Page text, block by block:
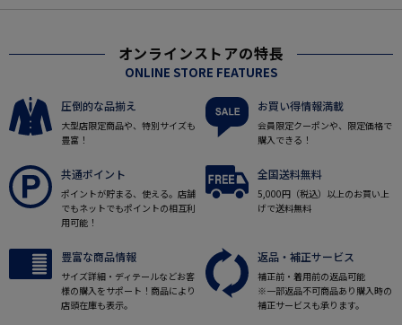
オンラインストアの特長
ONLINE STORE FEATURES
圧倒的な品揃え
大型店限定商品や、特別サイズも
豊富！
お買い得情報満載
会員限定クーポンや、限定価格で
購入できる！
共通ポイント
ポイントが貯まる、使える。店舗
でもネットでもポイントの相互利
用可能！
全国送料無料
5,000円（税込）以上のお買い上
げで送料無料
豊富な商品情報
サイズ詳細・ディテールなどお客
様の購入をサポート！商品により
店頭在庫も表示。
返品・補正サービス
補正前・着用前の返品可能
※一部返品不可商品あり購入時の
補正サービスも承ります。